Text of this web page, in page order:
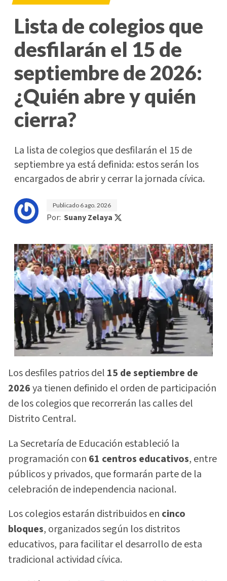
Lista de colegios que
desfilarán el 15 de
septiembre de 2026:
¿Quién abre y quién
cierra?
La lista de colegios que desfilarán el 15 de
septiembre ya está definida: estos serán los
encargados de abrir y cerrar la jornada cívica.
Publicado 6 ago. 2026
Por: Suany Zelaya
Los desfiles patrios del 15 de septiembre de
2026ya tienen definido el orden de participación
de los colegios que recorrerán las calles del
Distrito Central.
La Secretaría de Educación estableció la
programación con 61 centros educativos, entre
públicos y privados, que formarán parte de la
celebración de independencia nacional.
Los colegios estarán distribuidos en cinco
bloques, organizados según los distritos
educativos, para facilitar el desarrollo de esta
tradicional actividad cívica.